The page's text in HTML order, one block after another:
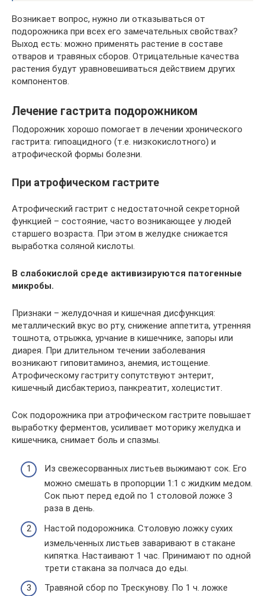
Возникает вопрос, нужно ли отказываться от
подорожника при всех его замечательных свойствах?
Выход есть: можно применять растение в составе
отваров и травяных сборов. Отрицательные качества
растения будут уравновешиваться действием других
компонентов.
Лечение гастрита подорожником
Подорожник хорошо помогает в лечении хронического
гастрита: гипоацидного (т.е. низкокислотного) и
атрофической формы болезни.
При атрофическом гастрите
Атрофический гастрит с недостаточной секреторной
функцией – состояние, часто возникающее у людей
старшего возраста. При этом в желудке снижается
выработка соляной кислоты.
В слабокислой среде активизируются патогенные
микробы.
Признаки – желудочная и кишечная дисфункция:
металлический вкус во рту, снижение аппетита, утренняя
тошнота, отрыжка, урчание в кишечнике, запоры или
диарея. При длительном течении заболевания
возникают гиповитаминоз, анемия, истощение.
Атрофическому гастриту сопутствуют энтерит,
кишечный дисбактериоз, панкреатит, холецистит.
Сок подорожника при атрофическом гастрите повышает
выработку ферментов, усиливает моторику желудка и
кишечника, снимает боль и спазмы.
Из свежесорванных листьев выжимают сок. Его
можно смешать в пропорции 1:1 с жидким медом.
Сок пьют перед едой по 1 столовой ложке 3
раза в день.
Настой подорожника. Столовую ложку сухих
измельченных листьев заваривают в стакане
кипятка. Настаивают 1 час. Принимают по одной
трети стакана за полчаса до еды.
Травяной сбор по Трескунову. По 1 ч. ложке